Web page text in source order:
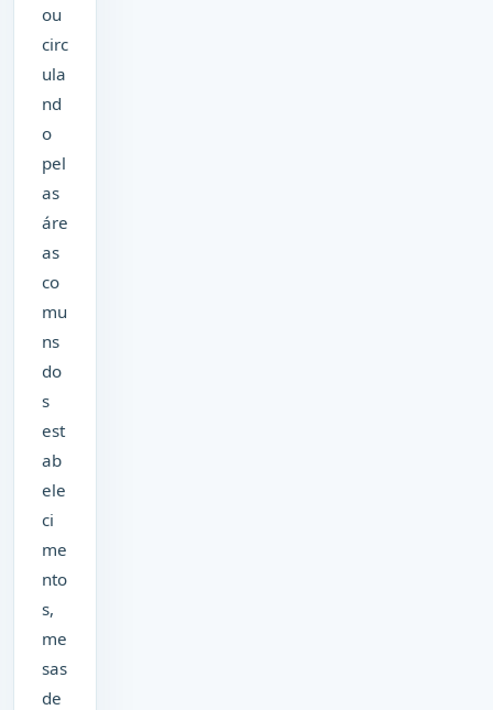
ou
circ
ula
nd
o
pel
as
áre
as
co
mu
ns
do
s
est
ab
ele
ci
me
nto
s,
me
sas
de